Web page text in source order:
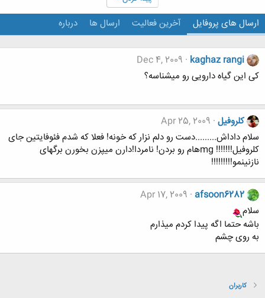
ارسال های پروفایل آخرین فعالیت ارسال ها درباره
kaghaz rangi
Dec 4, 2009
کی این گیاه دارویی رو میشناسه؟
کلروفیل Apr 25, 2009
سلام داداش.........دست رو دلم نزار که خونه! فعلا که شدم فئوفایتین جای
کلروفیل!!!!!!! mgهام رو بردن! نامردا!دارن میپزن بخورن برگهای
نازنینمو!!!!!!!!!
afsoon6282
Apr 17, 2009
سلام
باشه حتما اگه پیدا کردم میذارم
به روی چشم
کاربران